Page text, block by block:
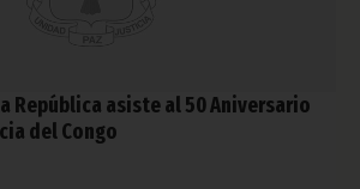
República asiste al 50 Aniversario
del Congo